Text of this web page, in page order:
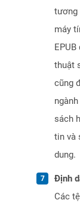
tương
máy
thuật
cũng
sách
tin và
dung.
Định
Các